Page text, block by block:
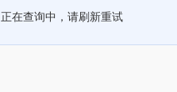
正在查询中，请刷新重试